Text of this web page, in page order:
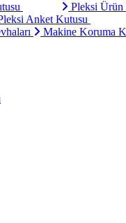
Pleksi Ürün
Anket Kutusu
Makine Koruma